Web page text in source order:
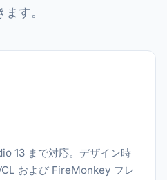
ます。
13 まで対応。デザイン時
および FireMonkey フレ